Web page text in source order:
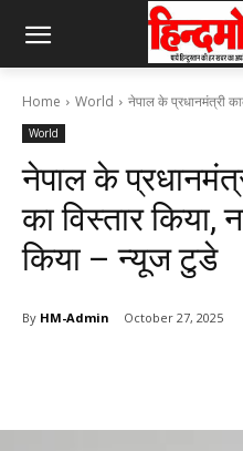
Home World नेपाल के प्रधानमंत्री
World
नेपाल के
का विस्तार किया,
किया – न्यूज टुडे
By HM-Admin October 27, 2025